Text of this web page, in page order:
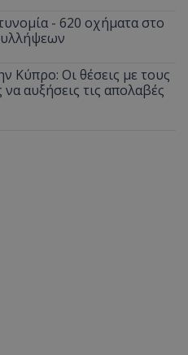
- 620 οχήματα στο
Κύπρο: Οι θέσεις με τους
αυξήσεις τις απολαβές